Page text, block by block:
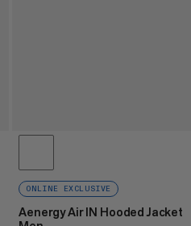
ONLINE EXCLUSIVE
Aenergy Air IN Hooded Jacket